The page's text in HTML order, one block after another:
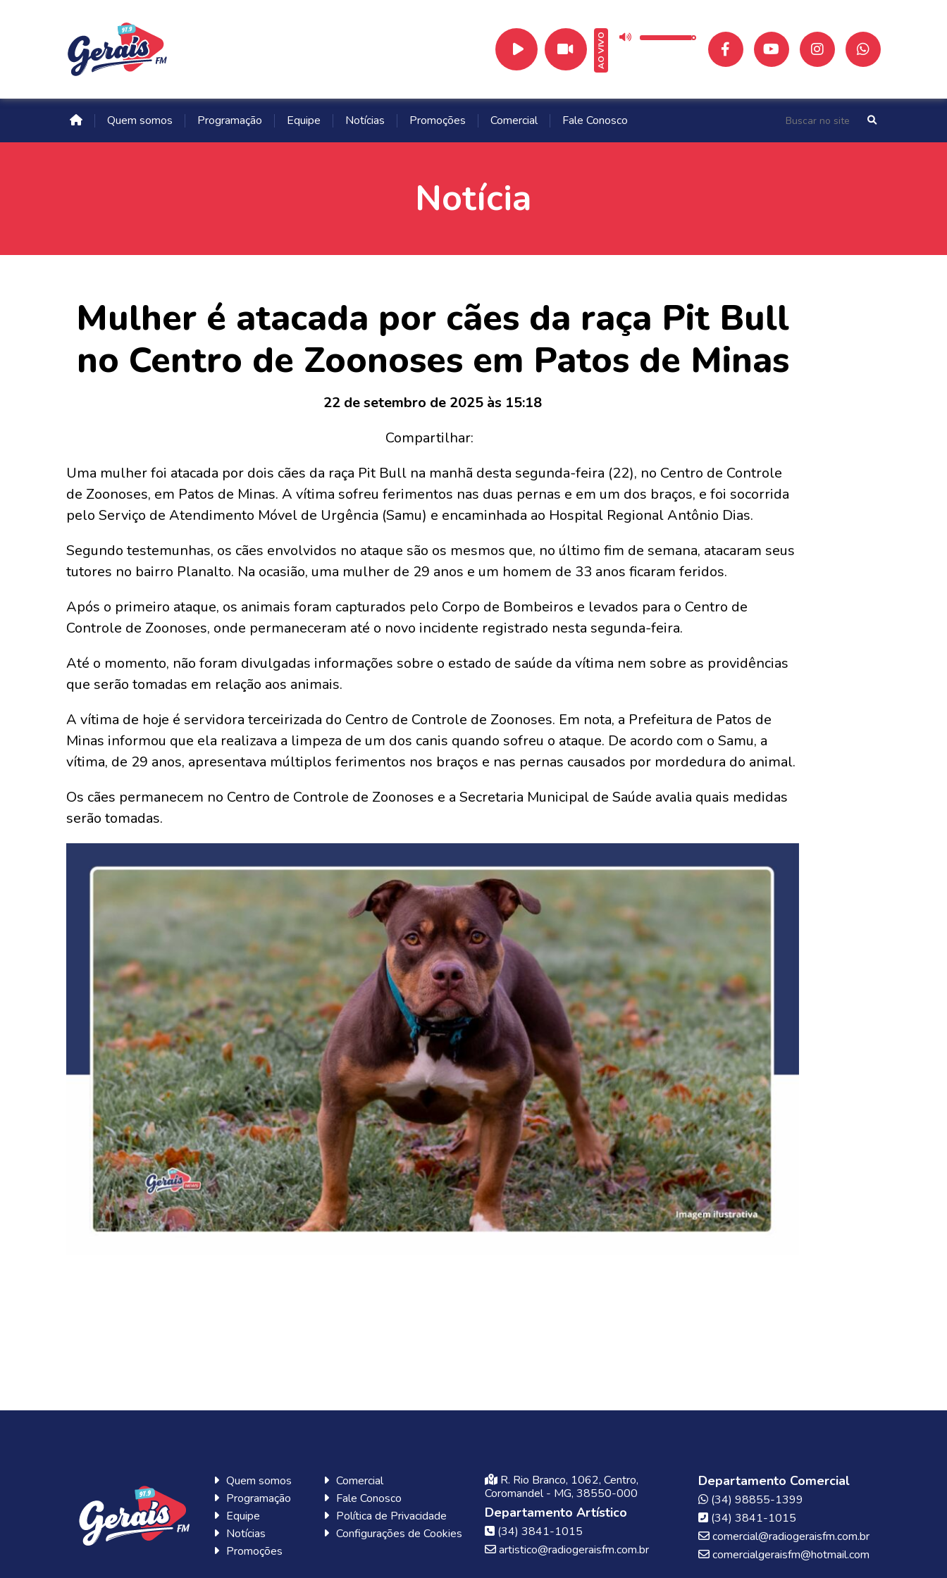
AO VIVO
Quem somos Programação Equipe Notícias Promoções Comercial Fale Conosco
Notícia
Mulher é atacada por cães da raça Pit Bull
no Centro de Zoonoses em Patos de Minas
22 de setembro de 2025 às 15:18
Compartilhar:
Uma mulher foi atacada por dois cães da raça Pit Bull na manhã desta segunda-feira (22), no Centro de Controle
de Zoonoses, em Patos de Minas. A vítima sofreu ferimentos nas duas pernas e em um dos braços, e foi socorrida
pelo Serviço de Atendimento Móvel de Urgência (Samu) e encaminhada ao Hospital Regional Antônio Dias.
Segundo testemunhas, os cães envolvidos no ataque são os mesmos que, no último fim de semana, atacaram seus
tutores no bairro Planalto. Na ocasião, uma mulher de 29 anos e um homem de 33 anos ficaram feridos.
Após o primeiro ataque, os animais foram capturados pelo Corpo de Bombeiros e levados para o Centro de
Controle de Zoonoses, onde permaneceram até o novo incidente registrado nesta segunda-feira.
Até o momento, não foram divulgadas informações sobre o estado de saúde da vítima nem sobre as providências
que serão tomadas em relação aos animais.
A vítima de hoje é servidora terceirizada do Centro de Controle de Zoonoses. Em nota, a Prefeitura de Patos de
Minas informou que ela realizava a limpeza de um dos canis quando sofreu o ataque. De acordo com o Samu, a
vítima, de 29 anos, apresentava múltiplos ferimentos nos braços e nas pernas causados por mordedura do animal.
Os cães permanecem no Centro de Controle de Zoonoses e a Secretaria Municipal de Saúde avalia quais medidas
serão tomadas.
Quem somos
Programação
Equipe
Notícias
Promoções
Comercial
Fale Conosco
Política de Privacidade
Configurações de Cookies
R. Rio Branco, 1062, Centro,
Coromandel - MG, 38550-000
Departamento Artístico
(34) 3841-1015
artistico@radiogeraisfm.com.br
Departamento Comercial
(34) 98855-1399
(34) 3841-1015
comercial@radiogeraisfm.com.br
comercialgeraisfm@hotmail.com